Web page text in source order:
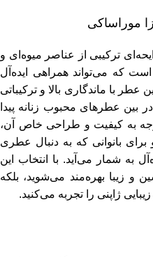
موراساکی
ترکیبی از عناصر میوه‌ای و
که می‌تواند همراهی ایده‌آل
با ماندگاری بالا و ترکیباتی
در بین عطرهای محبوب زنانه پیدا
به کیفیت و طراحی خاص آن،
بانوانی که به دنبال عطری
به شمار می‌آید. با انتخاب این
و زیبا بهره‌مند می‌شوید، بلکه
ژاپنی را تجربه می‌کنید​.